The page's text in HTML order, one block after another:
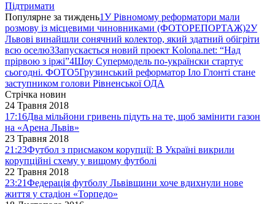
Підтримати
Популярне за тиждень1У Рівномому реформатори мали
розмову із місцевими чиновниками (ФОТОРЕПОРТАЖ)2У
Львові винайшли сонячний колектор, який здатний обігріти
всю оселю3Запускається новий проект Kolona.net: “Над
прірвою з іржі”4Шоу Супермодель по-українски стартує
сьогодні. ФОТО5Грузинський реформатор Іло Глонті стане
заступником голови Рівненської ОДА
Стрічка новин
24 Травня 2018
17:16Два мільйони гривень підуть на те, щоб замінити газон
на «Арена Львів»
23 Травня 2018
21:23Футбол з присмаком корупції: В Україні викрили
корупційні схему у вищому футболі
22 Травня 2018
23:21Федерація футболу Львівщини хоче вдихнули нове
життя у стадіон «Торпедо»